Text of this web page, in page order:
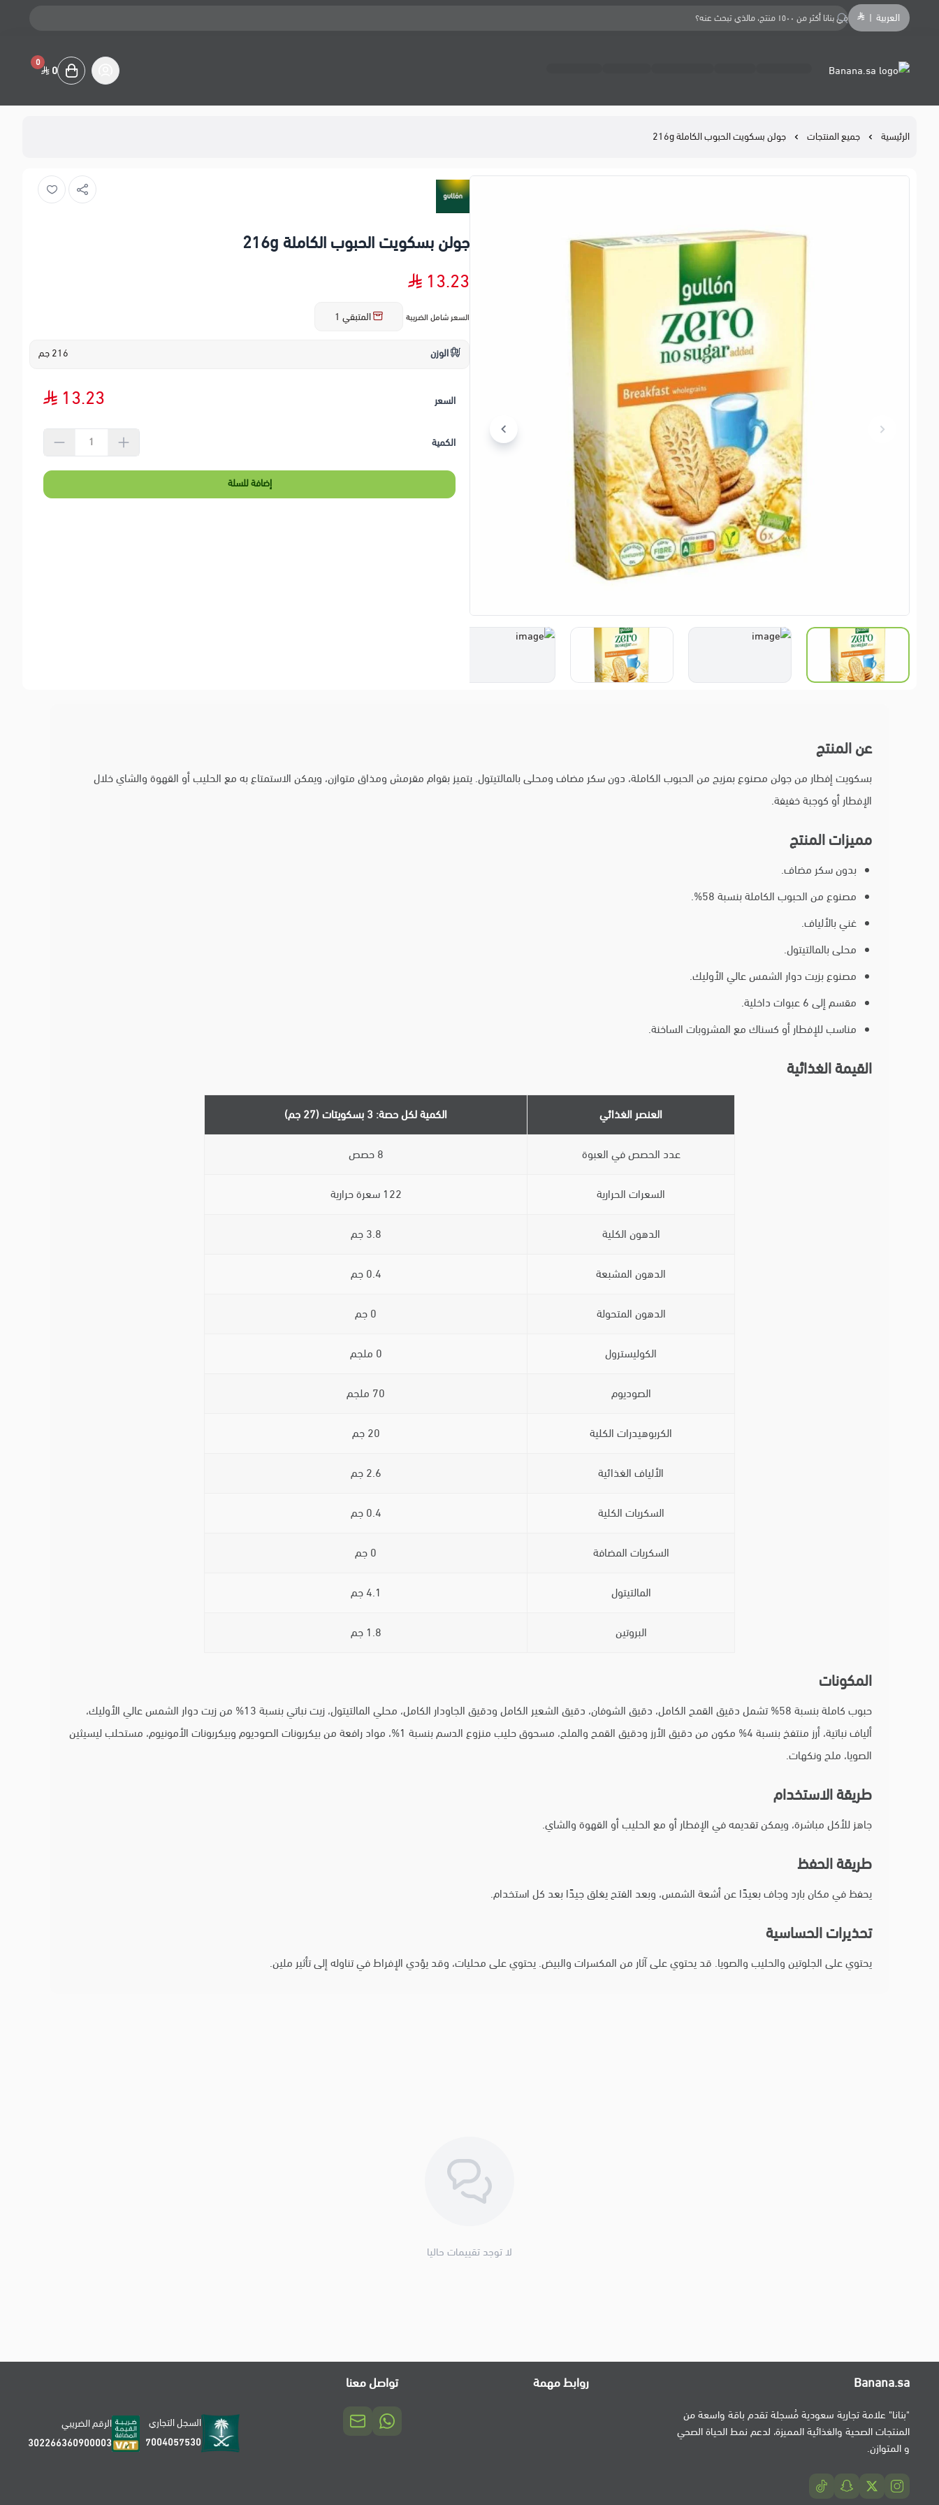
العربية |
Banana.sa
0
0
الرئيسية جميع المنتجات جولن بسكويت الحبوب الكاملة 216g
جولن بسكويت الحبوب الكاملة 216g
13.23
السعر شامل الضريبة المتبقي 1
الوزن 216 جم
السعر 13.23
الكمية
إضافة للسلة
عن المنتج
بسكويت إفطار من جولن مصنوع بمزيج من الحبوب الكاملة، دون سكر مضاف ومحلى بالمالتيتول. يتميز بقوام مقرمش ومذاق متوازن، ويمكن الاستمتاع به مع الحليب أو القهوة والشاي خلال
الإفطار أو كوجبة خفيفة.
مميزات المنتج
بدون سكر مضاف.
مصنوع من الحبوب الكاملة بنسبة 58%.
غني بالألياف.
محلى بالمالتيتول.
مصنوع بزيت دوار الشمس عالي الأوليك.
مقسم إلى 6 عبوات داخلية.
مناسب للإفطار أو كسناك مع المشروبات الساخنة.
القيمة الغذائية
العنصر الغذائي الكمية لكل حصة: 3 بسكويتات (27 جم)
عدد الحصص في العبوة 8 حصص
السعرات الحرارية 122 سعرة حرارية
الدهون الكلية 3.8 جم
الدهون المشبعة 0.4 جم
الدهون المتحولة 0 جم
الكوليسترول 0 ملجم
الصوديوم 70 ملجم
الكربوهيدرات الكلية 20 جم
الألياف الغذائية 2.6 جم
السكريات الكلية 0.4 جم
السكريات المضافة 0 جم
المالتيتول 4.1 جم
البروتين 1.8 جم
المكونات
حبوب كاملة بنسبة 58% تشمل دقيق القمح الكامل، دقيق الشوفان، دقيق الشعير الكامل ودقيق الجاودار الكامل، محلي المالتيتول، زيت نباتي بنسبة 13% من زيت دوار الشمس عالي الأوليك،
ألياف نباتية، أرز منتفخ بنسبة 4% مكون من دقيق الأرز ودقيق القمح والملح، مسحوق حليب منزوع الدسم بنسبة 1%، مواد رافعة من بيكربونات الصوديوم وبيكربونات الأمونيوم، مستحلب ليسيثين
الصويا، ملح ونكهات.
طريقة الاستخدام
جاهز للأكل مباشرة، ويمكن تقديمه في الإفطار أو مع الحليب أو القهوة والشاي.
طريقة الحفظ
يحفظ في مكان بارد وجاف بعيدًا عن أشعة الشمس، وبعد الفتح يغلق جيدًا بعد كل استخدام.
تحذيرات الحساسية
يحتوي على الجلوتين والحليب والصويا. قد يحتوي على آثار من المكسرات والبيض. يحتوي على محليات، وقد يؤدي الإفراط في تناوله إلى تأثير ملين.
لا توجد تقييمات حاليا
Banana.sa
"بنانا" علامة تجارية سعودية مُسجلة تقدم باقة واسعة من
المنتجات الصحية والغذائية المميزة، لدعم نمط الحياة الصحي
و المتوازن.
السجل التجاري
7004057530
الرقم الضريبي
302266360900003
روابط مهمة تواصل معنا